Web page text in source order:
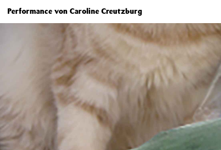
Performance von Caroline Creutzburg